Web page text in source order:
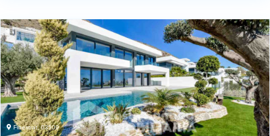
Finestrat, 03509